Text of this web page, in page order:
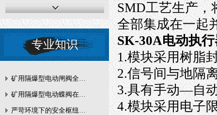
专业知识
矿用隔爆型电动闸阀全周期维护与故障排查要点
矿用隔爆型电动蝶阀在瓦斯管道控制中的防爆设计与安全标准解析
严苛环境下的安全枢纽：矿用隔爆型电动闸阀的技术剖析
SMD工艺生产，
全部集成在一起
SK-30A电动执
1.模块采用树脂
2.信号间与地隔
3.具有手动—自
4.模块采用电子